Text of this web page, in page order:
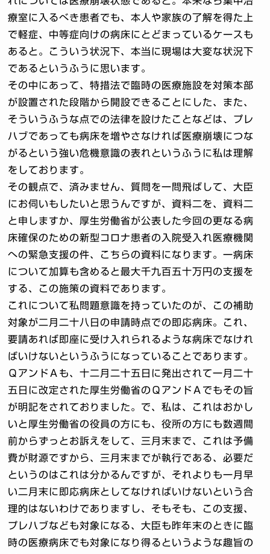
療室に入るべき患者でも、本人や家族の了解を得た上
で軽症、中等症向けの病床にとどまっているケースも
あると。こういう状況下、本当に現場は大変な状況下
であるというふうに思います。
その中にあって、特措法で臨時の医療施設を対策本部
が設置された段階から開設できることにした、また、
そういうふうな点での法律を設けたことなどは、プレ
ハブであっても病床を増やさなければ医療崩壊につな
がるという強い危機意識の表れというふうに私は理解
をしております。
その観点で、済みません、質問を一問飛ばして、大臣
にお伺いもしたいと思うんですが、資料二を、資料二
と申しますか、厚生労働省が公表した今回の更なる病
床確保のための新型コロナ患者の入院受入れ医療機関
への緊急支援の件、こちらの資料になります。一病床
について加算も含めると最大千九百五十万円の支援を
する、この施策の資料であります。
これについて私問題意識を持っていたのが、この補助
対象が二月二十八日の申請時点での即応病床。これ、
要請あれば即座に受け入れられるような病床でなけれ
ばいけないというふうになっていることであります。
ＱアンドＡも、十二月二十五日に発出されて一月二十
五日に改定された厚生労働省のＱアンドＡでもその旨
が明記をされておりました。で、私は、これはおかし
いと厚生労働省の役員の方にも、役所の方にも数週間
前からずっとお訴えをして、三月末まで、これは予備
費が財源ですから、三月末までが執行である、必要だ
というのはこれは分かるんですが、それよりも一月早
い二月末に即応病床としてなければいけないという合
理的はないわけでありますし、そもそも、この支援、
プレハブなども対象になる、大臣も昨年末のときに臨
時の医療病床でも対象になり得るというような趣旨の